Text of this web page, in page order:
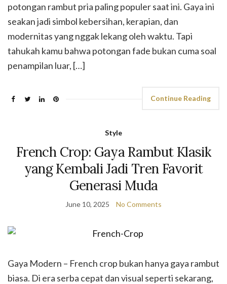
potongan rambut pria paling populer saat ini. Gaya ini
seakan jadi simbol kebersihan, kerapian, dan
modernitas yang nggak lekang oleh waktu. Tapi
tahukah kamu bahwa potongan fade bukan cuma soal
penampilan luar, […]
Continue Reading
Style
French Crop: Gaya Rambut Klasik
yang Kembali Jadi Tren Favorit
Generasi Muda
June 10, 2025 No Comments
Gaya Modern – French crop bukan hanya gaya rambut
biasa. Di era serba cepat dan visual seperti sekarang,